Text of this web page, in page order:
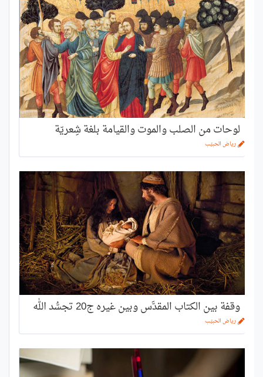
لوحات من الصلب والموت والقيامة بلغة شِعريّة
رياض الحبيّب
وقفة بين الكتاب المقدَّس وبين غيره ج20 تجسُّد الله
رياض الحبيّب